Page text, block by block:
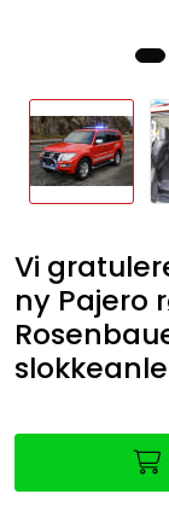
Vi
ny Pajero